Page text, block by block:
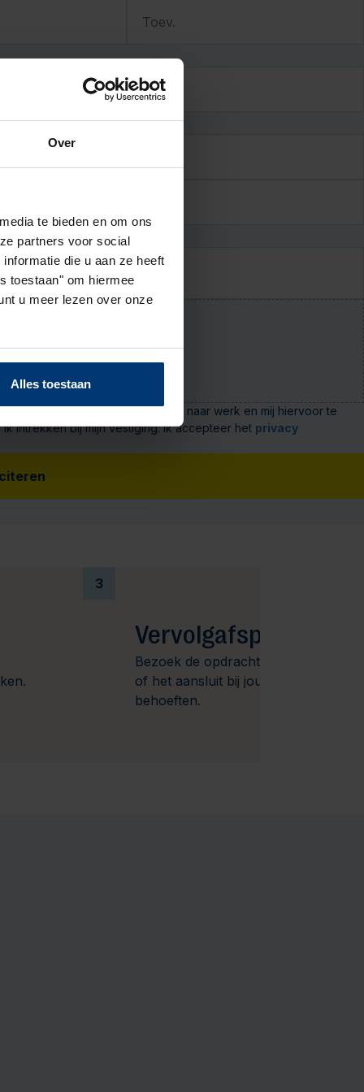
Over
te bieden en om ons
partners voor social
die u aan ze heeft
toestaan" om hiermee
u meer lezen over onze
Alles toestaan
Toev.
JJJJ
(max. 5 MB)
te verwerken voor bemiddeling naar werk en mij hiervoor te
intrekken bij mijn vestiging. Ik accepteer het privacy
3
Vervolgafspraak
Bezoek de opdrachtgever om te
of het aansluit bij jouw wensen en
behoeften.